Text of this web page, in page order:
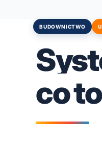
Posted
BUDOWNICTWO
co